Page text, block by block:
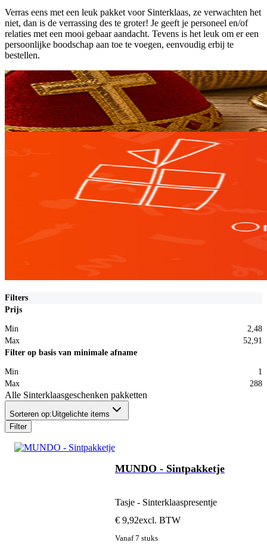
Verras eens met een leuk pakket voor Sinterklaas, ze verwachten het
niet, dan is de verrassing des te groter! Je geeft je personeel en/of
relaties met een mooi gebaar aandacht. Tevens is het leuk om er een
persoonlijke boodschap aan toe te voegen, eenvoudig erbij te
bestellen.
Filters
Prijs
Min
2,48
Max
52,91
Filter op basis van minimale afname
Min
1
Max
288
Alle Sinterklaasgeschenken pakketten
Sorteren op:Uitgelichte items
Filter
MUNDO - Sintpakketje
Tasje - Sinterklaaspresentje
€ 9,92excl. BTW
Vanaf 7 stuks